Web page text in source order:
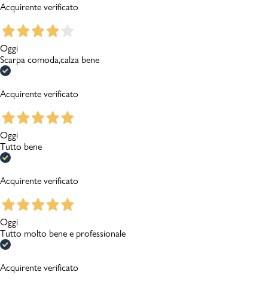
Acquirente verificato
Oggi
Scarpa comoda,calza bene
Acquirente verificato
Oggi
Tutto bene
Acquirente verificato
Oggi
Tutto molto bene e professionale
Acquirente verificato